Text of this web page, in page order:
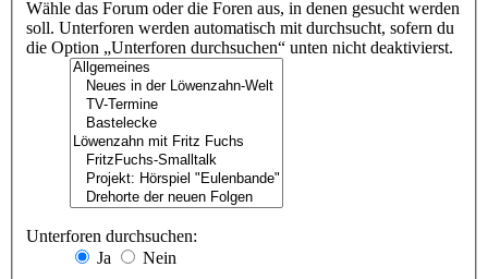
Wähle das Forum oder die Foren aus, in denen gesucht werden
soll. Unterforen werden automatisch mit durchsucht, sofern du
die Option „Unterforen durchsuchen“ unten nicht deaktivierst.
Unterforen durchsuchen:
Ja
Nein